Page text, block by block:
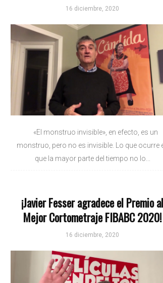
16 diciembre, 2020
«El monstruo invisible», en efecto, es un
monstruo, pero no es invisible. Lo que ocurre
que la mayor parte del tiempo no lo...
¡Javier Fesser agradece el Premio al
Mejor Cortometraje FIBABC 2020!
16 diciembre, 2020